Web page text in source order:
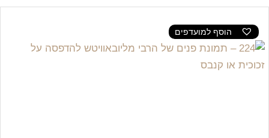
הוסף למועדפים